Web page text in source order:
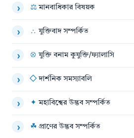
› ⚖ মানবাধিকার বিষয়ক
› ∴ যুক্তিবাদ সম্পর্কিত
› ⊗ যুক্তি বনাম কুযুক্তি/ফ্যালাসি
› ◇ দার্শনিক সমস্যাবলি
› ✦ মহাবিশ্বের উদ্ভব সম্পর্কিত
› ☘ প্রাণের উদ্ভব সম্পর্কিত